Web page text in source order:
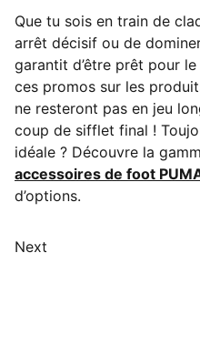
Que tu sois en train de
arrêt décisif ou de
garantit d’être prêt pour
ces promos sur les
ne resteront pas en jeu
coup de sifflet final !
idéale ? Découvre la
accessoires de foot
d’options.
Next